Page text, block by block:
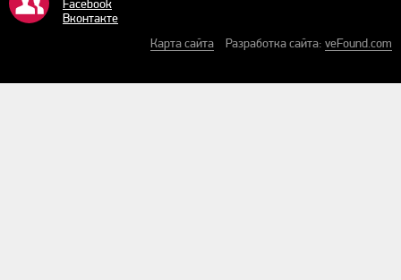
Facebook
Bконтакте
Карта сайта
Разработка сайта: veFound.com